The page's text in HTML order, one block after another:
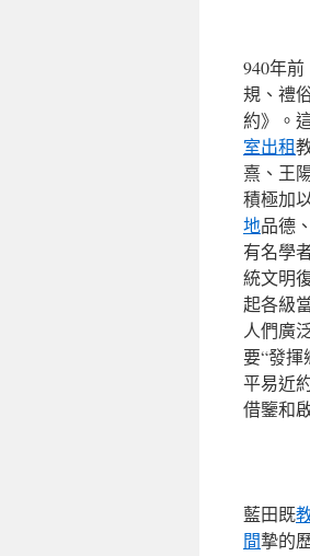
940年
規、禮
約》。
室出租
熹、王
積極加
地品德
有名學
統文明
起各級
人們廣
要“發
平易近
借鑒和
藍田既
間摯的